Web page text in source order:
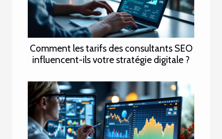
Comment les tarifs des consultants SEO
influencent-ils votre stratégie digitale ?